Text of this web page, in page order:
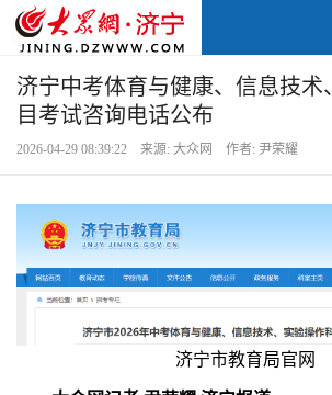
济宁中考体育与健康、信息技术
目考试咨询电话公布
2026-04-29 08:39:22 来源: 大众网 作者: 尹荣耀
济宁市教育局官网